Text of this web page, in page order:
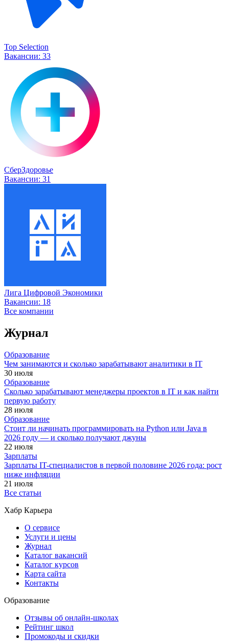
Top Selection
Вакансии: 33
СберЗдоровье
Вакансии: 31
Лига Цифровой Экономики
Вакансии: 18
Все компании
Журнал
Образование
Чем занимаются и сколько зарабатывают аналитики в IT
30 июля
Образование
Сколько зарабатывают менеджеры проектов в IT и как найти
первую работу
28 июля
Образование
Стоит ли начинать программировать на Python или Java в
2026 году — и сколько получают джуны
22 июля
Зарплаты
Зарплаты IT-специалистов в первой половине 2026 года: рост
ниже инфляции
21 июля
Все статьи
Хабр Карьера
О сервисе
Услуги и цены
Журнал
Каталог вакансий
Каталог курсов
Карта сайта
Контакты
Образование
Отзывы об онлайн-школах
Рейтинг школ
Промокоды и скидки